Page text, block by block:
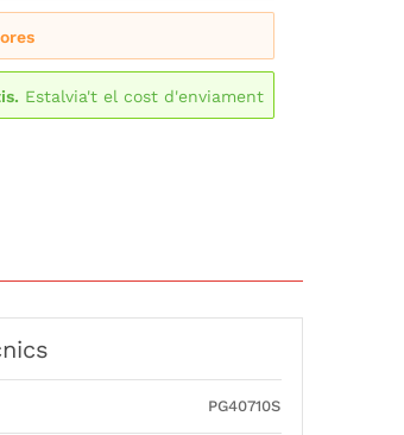
Estalvia't el cost d'enviament
PG40710S